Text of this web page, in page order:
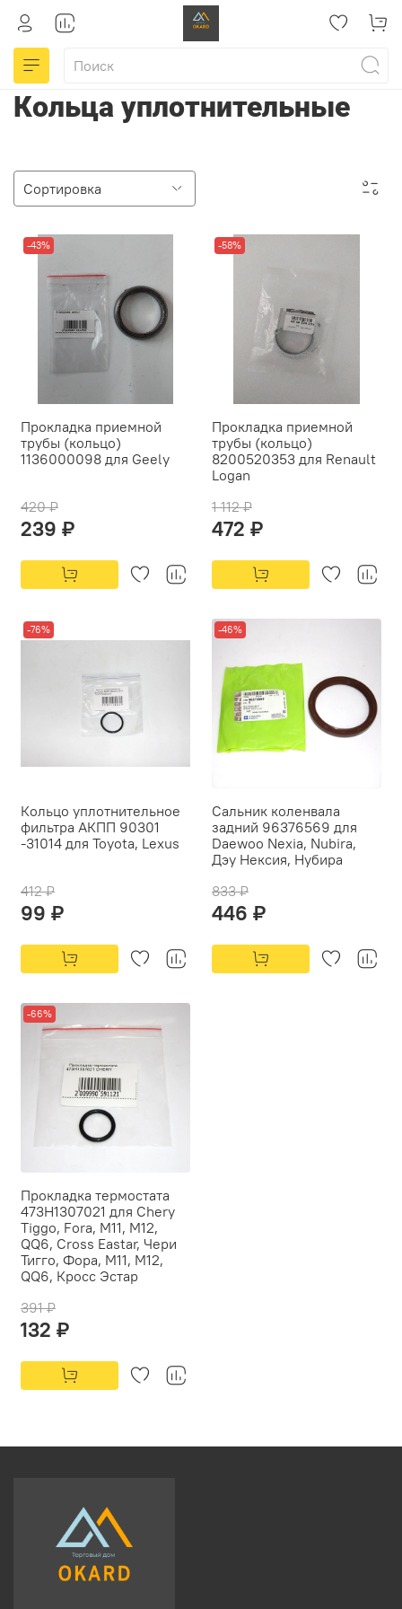
Кольца уплотнительные
-43%
Прокладка приемной
трубы (кольцо)
1136000098 для Geely
420 ₽
239 ₽
-58%
Прокладка приемной
трубы (кольцо)
8200520353 для Renault
Logan
1 112 ₽
472 ₽
-76%
Кольцо уплотнительное
фильтра АКПП 90301
-31014 для Toyota, Lexus
412 ₽
99 ₽
-46%
Сальник коленвала
задний 96376569 для
Daewoo Nexia, Nubira,
Дэу Нексия, Нубира
833 ₽
446 ₽
-66%
Прокладка термостата
473H1307021 для Chery
Tiggo, Fora, M11, M12,
QQ6, Cross Eastar, Чери
Тигго, Фора, M11, M12,
QQ6, Кросс Эстар
391 ₽
132 ₽